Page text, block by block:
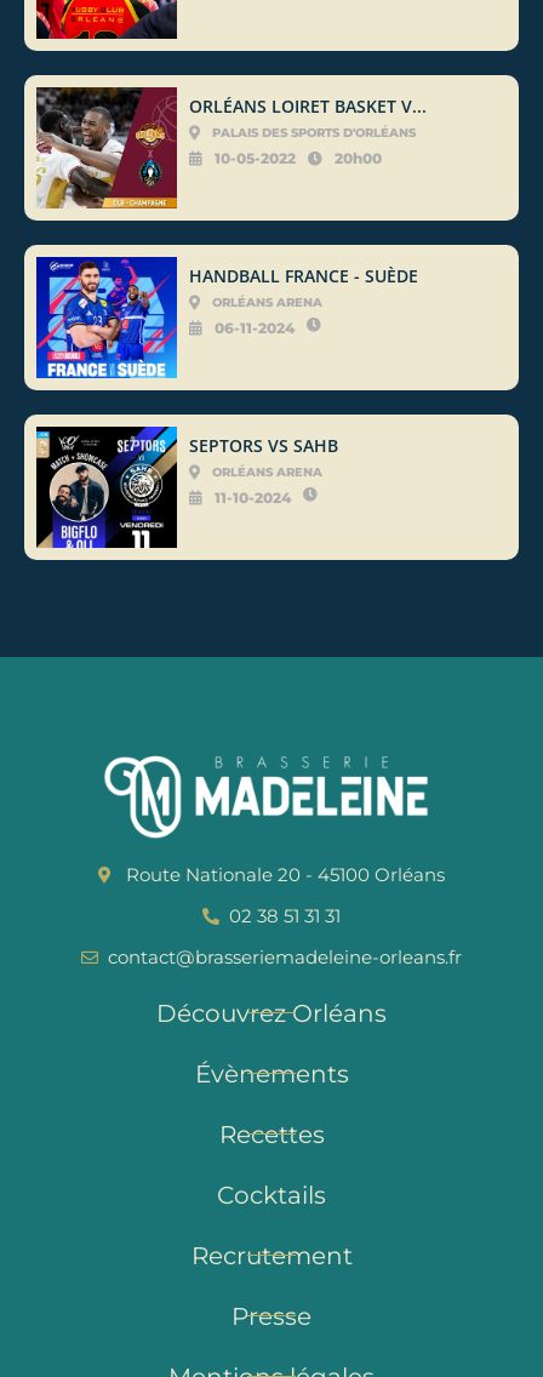
ORLÉANS LOIRET BASKET V...
PALAIS DES SPORTS D'ORLÉANS
10-05-2022 20h00
HANDBALL FRANCE - SUÈDE
ORLÉANS ARENA
06-11-2024
SEPTORS VS SAHB
ORLÉANS ARENA
11-10-2024
Route Nationale 20 - 45100 Orléans
02 38 51 31 31
contact@brasseriemadeleine-orleans.fr
Découvrez Orléans
Évènements
Recettes
Cocktails
Recrutement
Presse